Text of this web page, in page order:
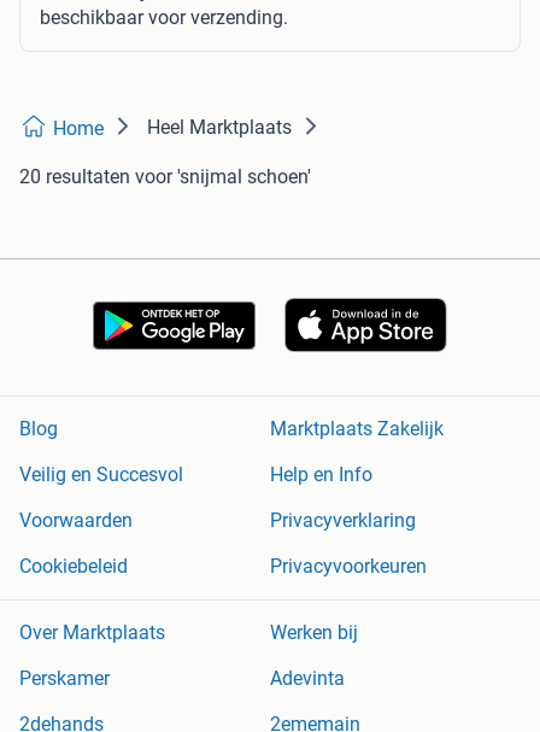
beschikbaar voor verzending.
Home Heel Marktplaats
20 resultaten voor 'snijmal schoen'
Blog
Marktplaats Zakelijk
Veilig en Succesvol
Help en Info
Voorwaarden
Privacyverklaring
Cookiebeleid
Privacyvoorkeuren
Over Marktplaats
Werken bij
Perskamer
Adevinta
2dehands
2ememain